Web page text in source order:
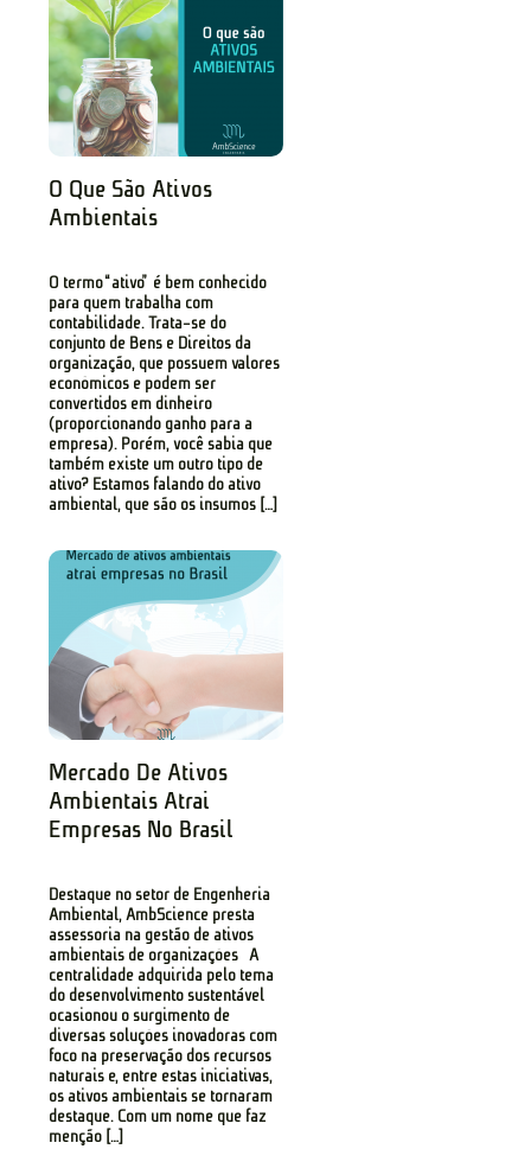
O Que São Ativos
Ambientais
O termo “ativo” é bem conhecido
para quem trabalha com
contabilidade. Trata-se do
conjunto de Bens e Direitos da
organização, que possuem valores
econômicos e podem ser
convertidos em dinheiro
(proporcionando ganho para a
empresa). Porém, você sabia que
também existe um outro tipo de
ativo? Estamos falando do ativo
ambiental, que são os insumos […]
Mercado De Ativos
Ambientais Atrai
Empresas No Brasil
Destaque no setor de Engenheria
Ambiental, AmbScience presta
assessoria na gestão de ativos
ambientais de organizações A
centralidade adquirida pelo tema
do desenvolvimento sustentável
ocasionou o surgimento de
diversas soluções inovadoras com
foco na preservação dos recursos
naturais e, entre estas iniciativas,
os ativos ambientais se tornaram
destaque. Com um nome que faz
menção […]